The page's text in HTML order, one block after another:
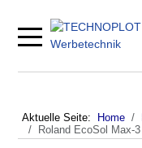
Mobile Menu Toggle
Aktuelle Seite: Home
Roland EcoSol Max-3